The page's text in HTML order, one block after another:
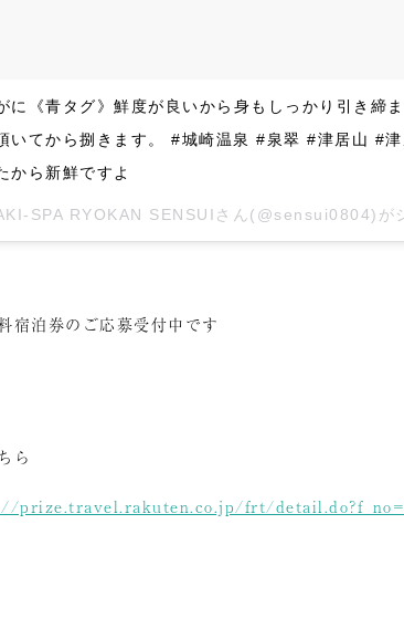
に《青タグ》鮮度が良いから身もしっかり引き締
いてから捌きます。 #城崎温泉 #泉翠 #津居山 #
から新鮮ですよ
SPA RYOKAN SENSUIさん(@sensui0804)が
宿泊券のご応募受付中です
ら
prize.travel.rakuten.co.jp/frt/